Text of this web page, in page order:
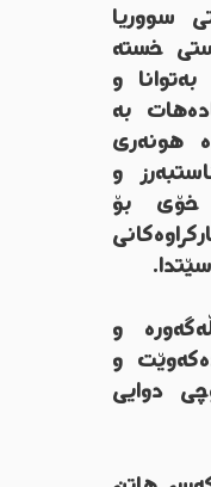
سووریا
خستە
و
بە
هونەری
و
خۆی بۆ
٩/٣/١٩٨٩ دڵەگەورە و
و
دوایی